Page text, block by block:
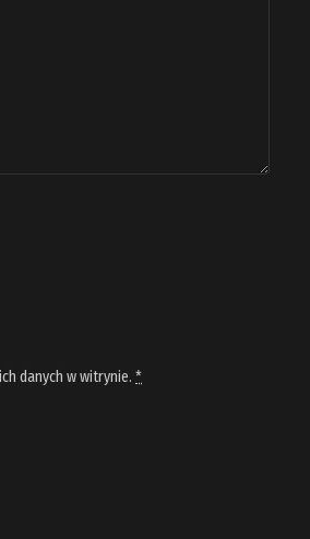
danych w witrynie. *